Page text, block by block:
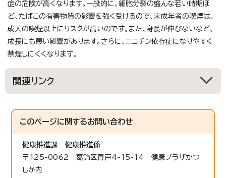
症の危険が高くなります。一般的に、細胞分裂の盛んな若い時期ほ
ど、たばこの有害物質の影響を強く受けるので、未成年者の喫煙は、
成人の喫煙以上にリスクが高いのです。また、身長が伸びないなど、
成長にも悪い影響があります。さらに、ニコチン依存症になりやすく
禁煙しにくくなります。
関連リンク
このページに関するお問い合わせ
健康推進課
健康推進係
〒125-0062 葛飾区青戸4-15-14 健康プラザかつ
しか内